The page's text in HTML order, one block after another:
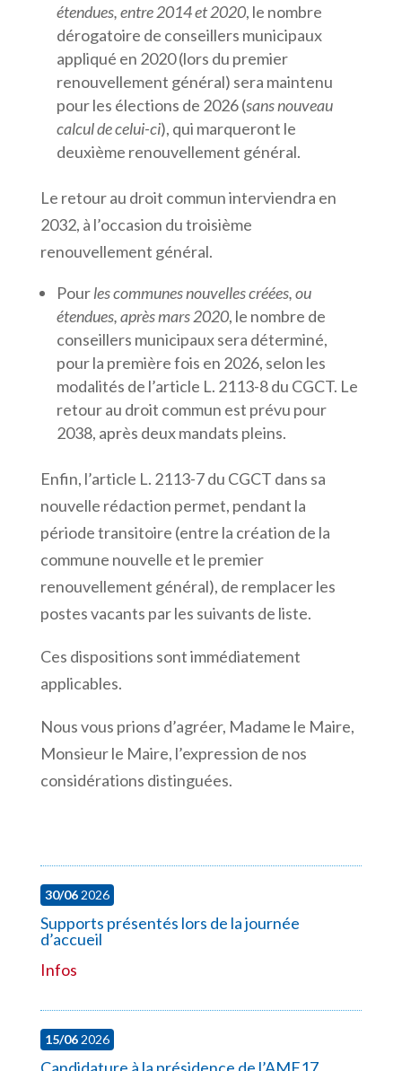
étendues, entre 2014 et 2020, le nombre
dérogatoire de conseillers municipaux
appliqué en 2020 (lors du premier
renouvellement général) sera maintenu
pour les élections de 2026(sans nouveau
calcul de celui-ci), qui marqueront le
deuxième renouvellement général.
Le retour au droit commun interviendra en
2032, à l’occasion du troisième
renouvellement général.
Pourles communes nouvelles créées, ou
étendues, après mars 2020, le nombre de
conseillers municipaux sera déterminé,
pour la première fois en 2026, selon les
modalités de l’article L. 2113-8 du CGCT. Le
retour au droit commun est prévu pour
2038, après deux mandats pleins.
Enfin, l’article L. 2113-7 du CGCT dans sa
nouvelle rédaction permet, pendant la
période transitoire (entre la création de la
commune nouvelle et le premier
renouvellement général), de remplacer les
postes vacants par les suivants de liste.
Ces dispositions sont immédiatement
applicables.
Nous vous prions d’agréer, Madame le Maire,
Monsieur le Maire, l’expression de nos
considérations distinguées.
30/062026
Supports présentés lors de la journée
d’accueil
Infos
15/062026